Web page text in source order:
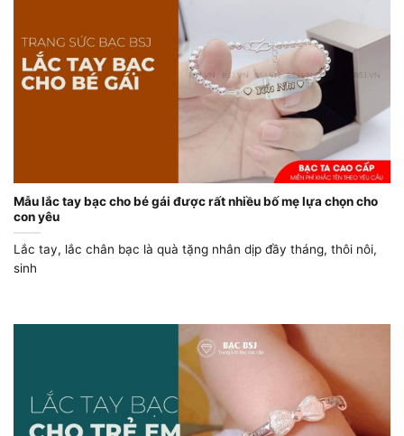
Mẫu lắc tay bạc cho bé gái được rất nhiều bố mẹ lựa chọn cho
con yêu
Lắc tay, lắc chân bạc là quà tặng nhân dịp đầy tháng, thôi nôi,
sinh